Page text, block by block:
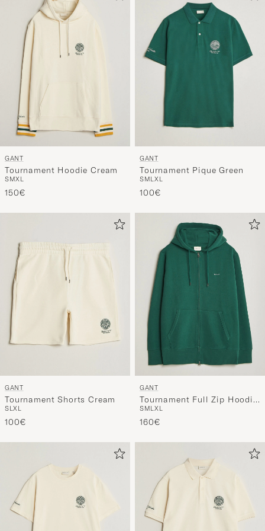
GANT
Tournament Hoodie Cream
SMXL
150€
GANT
Tournament Pique Green
SMLXL
100€
GANT
Tournament Shorts Cream
SLXL
100€
GANT
Tournament Full Zip Hoodie
Green
SMLXL
160€